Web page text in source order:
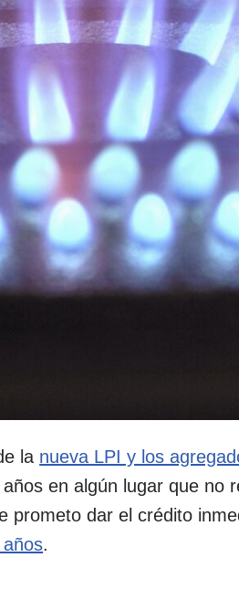
la nueva LPI y los
en algún lugar que no
prometo dar el crédito
.